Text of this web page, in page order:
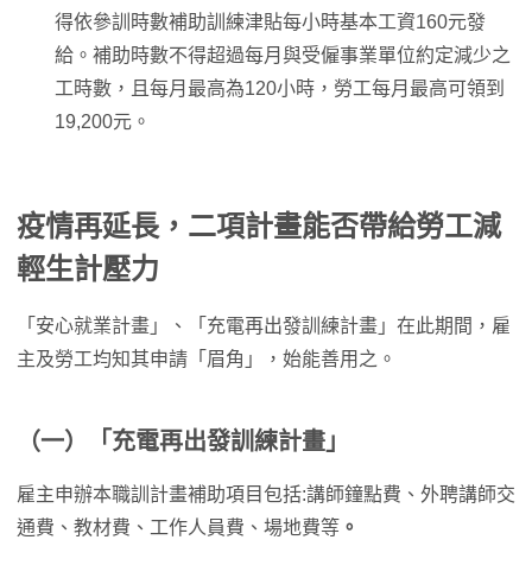
得依參訓時數補助訓練津貼每小時基本工資160元發
給。補助時數不得超過每月與受僱事業單位約定減少之
工時數，且每月最高為120小時，勞工每月最高可領到
19,200元。
疫情再延長，二項計畫能否帶給勞工減
輕生計壓力
「安心就業計畫」、「充電再出發訓練計畫」在此期間，雇
主及勞工均知其申請「眉角」，始能善用之。
（一）「充電再出發訓練計畫」
雇主申辦本職訓計畫補助項目包括:講師鐘點費、外聘講師交
通費、教材費、工作人員費、場地費等 。